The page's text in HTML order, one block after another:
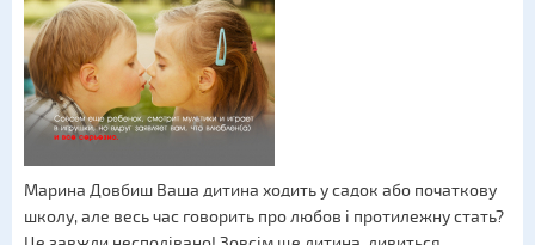
Марина Довбиш Ваша дитина ходить у садок або початкову
школу, але весь час говорить про любов і протилежну стать?